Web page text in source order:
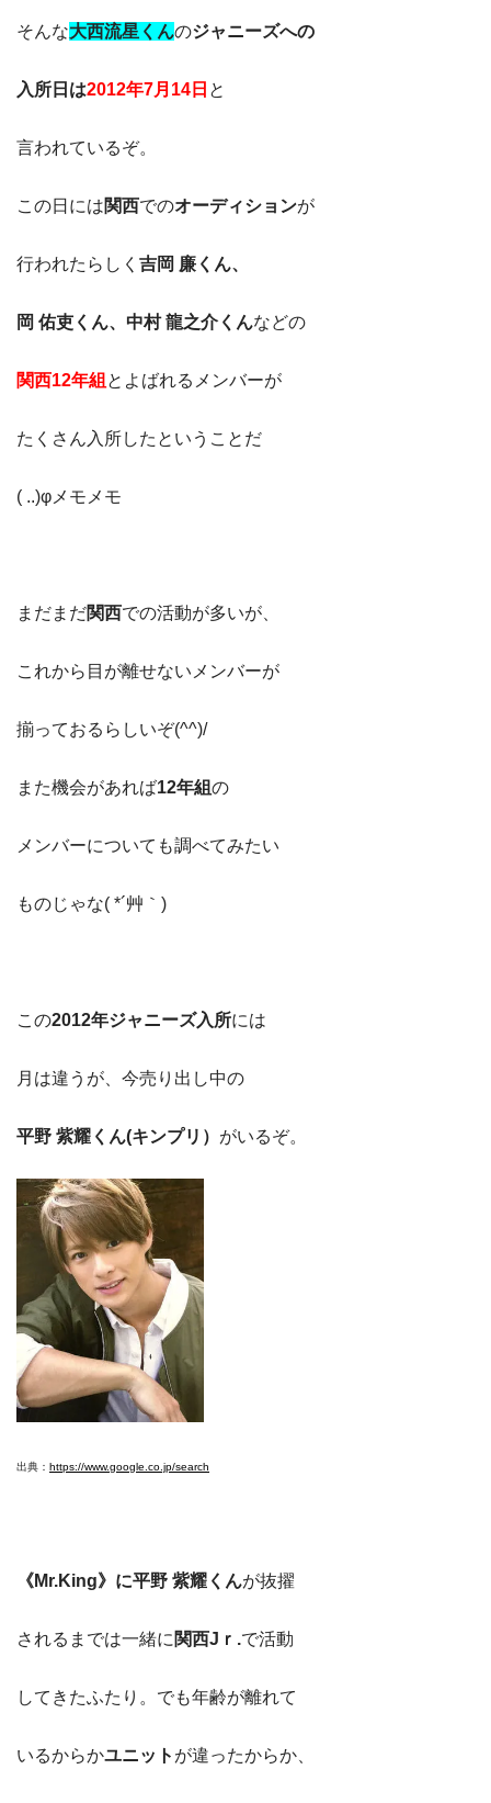
そんな大西流星くんのジャニーズへの
入所日は2012年7月14日 と
言われているぞ。
この日には関西でのオーディションが
行われたらしく 吉岡 廉くん、
岡 佑吏くん、中村 龍之介くんなどの
関西12年組 とよばれるメンバーが
たくさん入所したということだ
( ..)φメモメモ
まだまだ関西での活動が多いが、
これから目が離せないメンバーが
揃っておるらしいぞ(^^)/
また機会があれば12年組の
メンバーについても調べてみたい
ものじゃな( *´艸｀)
この2012年ジャニーズ入所には
月は違うが、今売り出し中の
平野 紫耀くん(キンプリ） がいるぞ。
出典： https://www.google.co.jp/search
《Mr.King》に平野 紫耀くんが抜擢
されるまでは一緒に 関西Jｒ.で活動
してきたふたり。でも年齢が離れて
いるからかユニット が違ったからか、